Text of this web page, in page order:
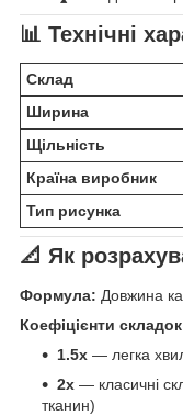
📊 Технічні
Склад
Ширина
Щільність
Країна виробник
Тип рисунка
📐 Як
Формула: Довжина
Коефіцієнти
1.5x — легка
2x — класичні
тканин)